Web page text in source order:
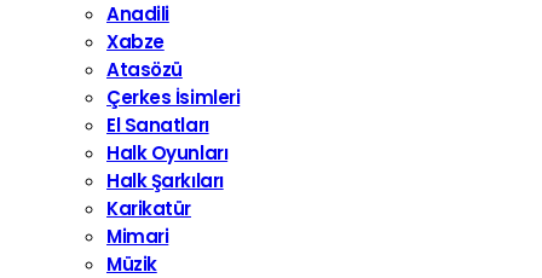
Anadili
Xabze
Atasözü
Çerkes İsimleri
El Sanatları
Halk Oyunları
Halk Şarkıları
Karikatür
Mimari
Müzik